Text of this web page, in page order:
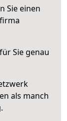
Sie einen
Sie genau
als manch